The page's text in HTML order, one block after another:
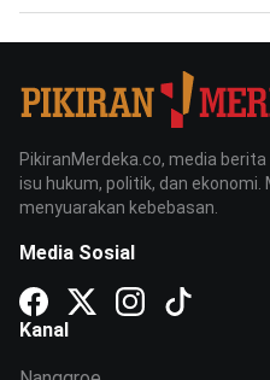
PikiranMerdeka.co, media
isu hukum, politik, dan ekonomi.
menyuarakan kebebasan.
Media Sosial
Kanal